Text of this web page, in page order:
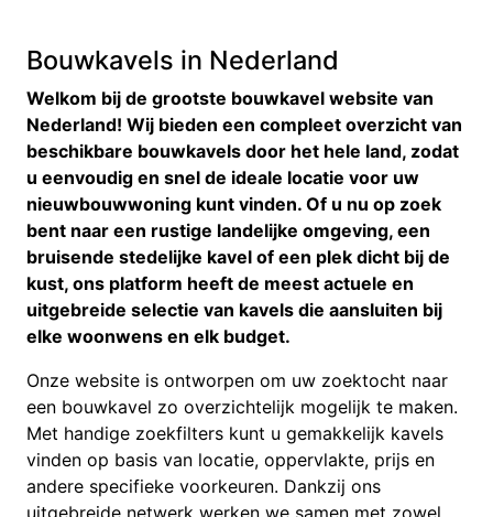
Bouwkavels in Nederland
Welkom bij de grootste bouwkavel website van
Nederland! Wij bieden een compleet overzicht van
beschikbare bouwkavels door het hele land, zodat
u eenvoudig en snel de ideale locatie voor uw
nieuwbouwwoning kunt vinden. Of u nu op zoek
bent naar een rustige landelijke omgeving, een
bruisende stedelijke kavel of een plek dicht bij de
kust, ons platform heeft de meest actuele en
uitgebreide selectie van kavels die aansluiten bij
elke woonwens en elk budget.
Onze website is ontworpen om uw zoektocht naar
een bouwkavel zo overzichtelijk mogelijk te maken.
Met handige zoekfilters kunt u gemakkelijk kavels
vinden op basis van locatie, oppervlakte, prijs en
andere specifieke voorkeuren. Dankzij ons
uitgebreide netwerk werken we samen met zowel